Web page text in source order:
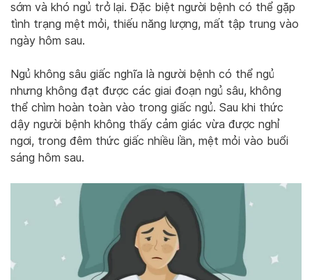
sớm và khó ngủ trở lại. Đặc biệt người bệnh có thể gặp
tình trạng mệt mỏi, thiếu năng lượng, mất tập trung vào
ngày hôm sau.
Ngủ không sâu giấc nghĩa là người bệnh có thể ngủ
nhưng không đạt được các giai đoạn ngủ sâu, không
thể chìm hoàn toàn vào trong giấc ngủ. Sau khi thức
dậy người bệnh không thấy cảm giác vừa được nghỉ
ngơi, trong đêm thức giấc nhiều lần, mệt mỏi vào buổi
sáng hôm sau.